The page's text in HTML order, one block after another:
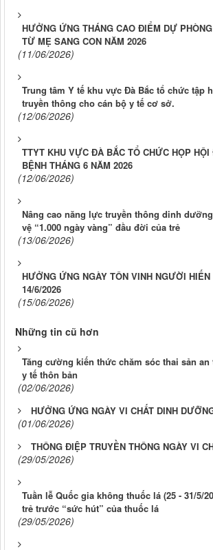
HƯỞNG ỨNG THÁNG CAO ĐIỂM DỰ
TỪ MẸ SANG CON NĂM 2026
(11/06/2026)
Trung tâm Y tế khu vực Đà Bắc tổ chức tập
truyền thông cho cán bộ y tế cơ sở.
(12/06/2026)
TTYT KHU VỰC ĐÀ BẮC TỔ CHỨC HỌP
BỆNH THÁNG 6 NĂM 2026
(12/06/2026)
Nâng cao năng lực truyền thông dinh
vệ “1.000 ngày vàng” đầu đời của trẻ
(13/06/2026)
HƯỞNG ỨNG NGÀY TÔN VINH NGƯỜI
14/6/2026
(15/06/2026)
Những tin cũ hơn
Tăng cường kiến thức chăm sóc thai sản
y tế thôn bản
(02/06/2026)
HƯỞNG ỨNG NGÀY VI CHẤT DINH
(01/06/2026)
THÔNG ĐIỆP TRUYỀN THÔNG NGÀY VI
(29/05/2026)
Tuần lễ Quốc gia không thuốc lá (25 - 31/5/
trẻ trước “sức hút” của thuốc lá
(29/05/2026)